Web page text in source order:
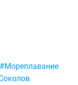
#Мореплавание